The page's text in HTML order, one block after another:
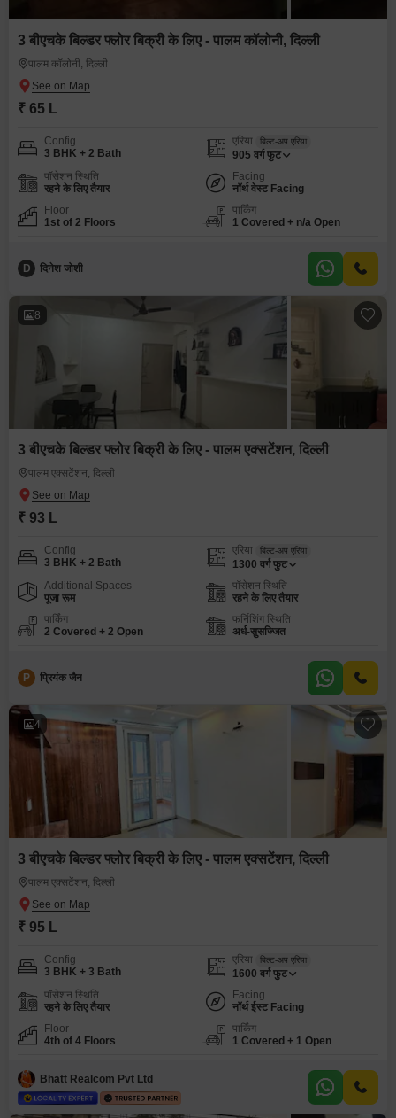
3 बीएचके बिल्डर फ्लोर बिक्री के लिए - पालम कॉलोनी, दिल्ली
पालम कॉलोनी, दिल्ली
₹ 65 L
Config
3 BHK + 2 Bath
एरिया बिल्ट-अप एरिया
905 वर्ग फुट
पॉसेशन स्थिति
रहने के लिए तैयार
Facing
नॉर्थ वेस्ट Facing
Floor
1st of 2 Floors
पार्किंग
1 Covered + n/a Open
D दिनेश जोशी
8
3 बीएचके बिल्डर फ्लोर बिक्री के लिए - पालम एक्सटेंशन, दिल्ली
पालम एक्सटेंशन, दिल्ली
₹ 93 L
Config
3 BHK + 2 Bath
एरिया बिल्ट-अप एरिया
1300 वर्ग फुट
Additional Spaces
पूजा रूम
पॉसेशन स्थिति
रहने के लिए तैयार
पार्किंग
2 Covered + 2 Open
फर्निशिंग स्थिति
अर्ध-सुसज्जित
P प्रियंक जैन
4
3 बीएचके बिल्डर फ्लोर बिक्री के लिए - पालम एक्सटेंशन, दिल्ली
पालम एक्सटेंशन, दिल्ली
₹ 95 L
Config
3 BHK + 3 Bath
एरिया बिल्ट-अप एरिया
1600 वर्ग फुट
पॉसेशन स्थिति
रहने के लिए तैयार
Facing
नॉर्थ ईस्ट Facing
Floor
4th of 4 Floors
पार्किंग
1 Covered + 1 Open
Bhatt Realcom Pvt Ltd